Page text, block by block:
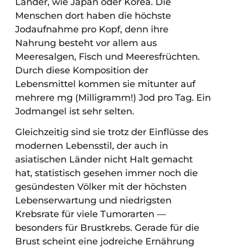
Menschen dort haben die höchste
Jodaufnahme pro Kopf, denn ihre
Nahrung besteht vor allem aus
Meeresalgen, Fisch und Meeresfrüchten.
Durch diese Komposition der
Lebensmittel kommen sie mitunter auf
mehrere mg (Milligramm!) Jod pro Tag. Ein
Jodmangel ist sehr selten.
Gleichzeitig sind sie trotz der Einflüsse des
modernen Lebensstil, der auch in
asiatischen Länder nicht Halt gemacht
hat, statistisch gesehen immer noch die
gesündesten Völker mit der höchsten
Lebenserwartung und niedrigsten
Krebsrate für viele Tumorarten —
besonders für Brustkrebs. Gerade für die
Brust scheint eine jodreiche Ernährung